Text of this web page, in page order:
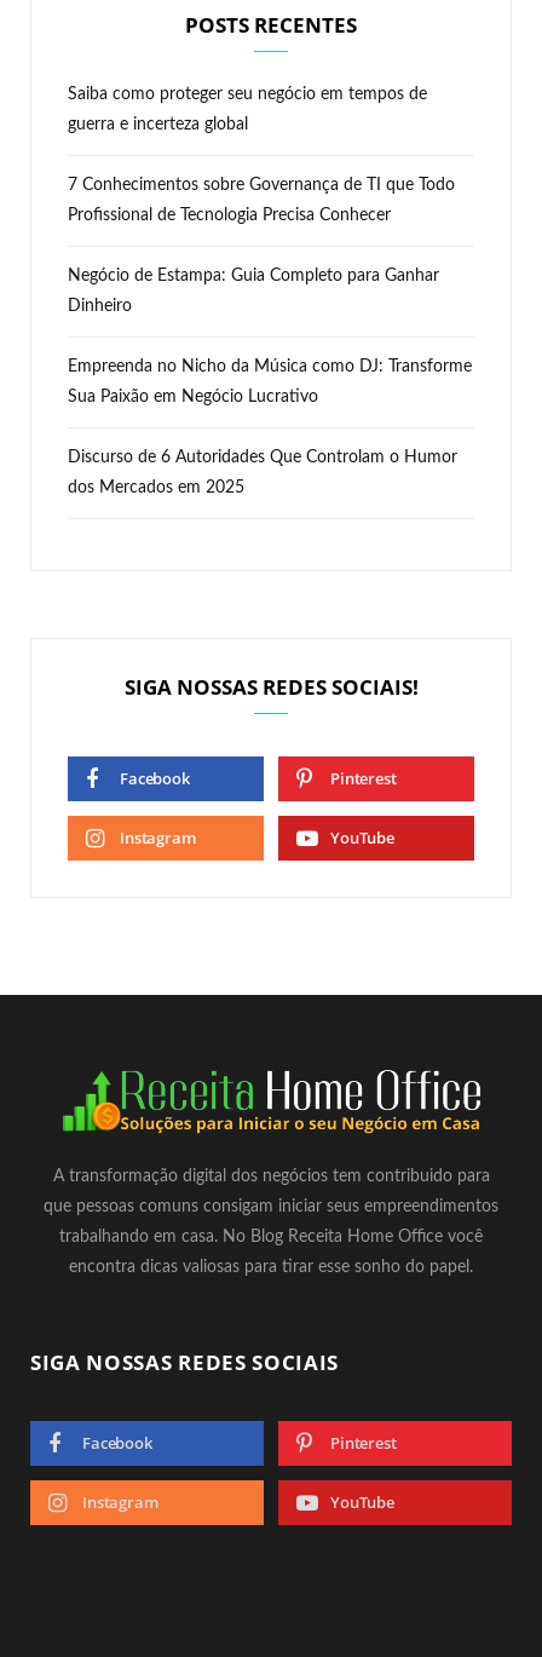
POSTS RECENTES
Saiba como proteger seu negócio em tempos de
guerra e incerteza global
7 Conhecimentos sobre Governança de TI que Todo
Profissional de Tecnologia Precisa Conhecer
Negócio de Estampa: Guia Completo para Ganhar
Dinheiro
Empreenda no Nicho da Música como DJ: Transforme
Sua Paixão em Negócio Lucrativo
Discurso de 6 Autoridades Que Controlam o Humor
dos Mercados em 2025
SIGA NOSSAS REDES SOCIAIS!
Facebook Pinterest
Instagram YouTube
A transformação digital dos negócios tem contribuido para
que pessoas comuns consigam iniciar seus empreendimentos
trabalhando em casa. No Blog Receita Home Office você
encontra dicas valiosas para tirar esse sonho do papel.
SIGA NOSSAS REDES SOCIAIS
Facebook Pinterest
Instagram YouTube